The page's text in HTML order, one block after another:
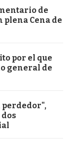
de
plena Cena de
por el que
general de
perdedor",